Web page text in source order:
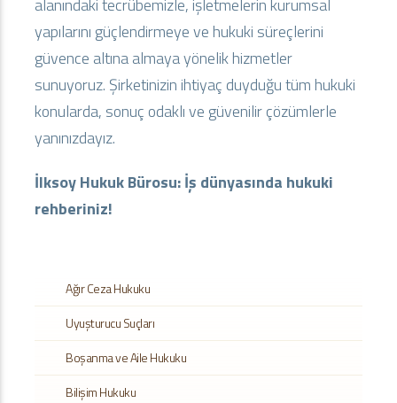
Ağır Ceza Hukuku
Uyuşturucu Suçları
Boşanma ve Aile Hukuku
Bilişim Hukuku
alanındaki tecrübemizle, işletmelerin kurumsal
yapılarını güçlendirmeye ve hukuki süreçlerini
güvence altına almaya yönelik hizmetler
sunuyoruz. Şirketinizin ihtiyaç duyduğu tüm hukuki
konularda, sonuç odaklı ve güvenilir çözümlerle
yanınızdayız.
İlksoy Hukuk Bürosu: İş dünyasında hukuki
rehberiniz!